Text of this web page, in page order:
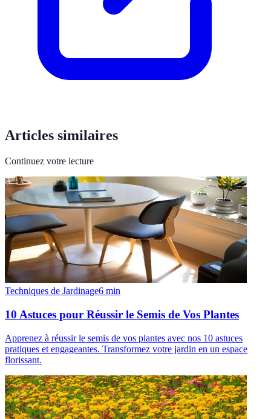
Articles similaires
Continuez votre lecture
Techniques de Jardinage6 min
10 Astuces pour Réussir le Semis de Vos Plantes
Apprenez à réussir le semis de vos plantes avec nos 10 astuces
pratiques et engageantes. Transformez votre jardin en un espace
florissant.